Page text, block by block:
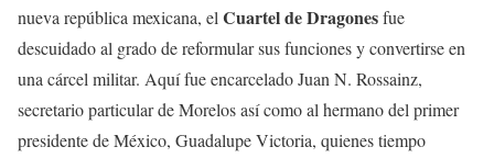
nueva república mexicana, el Cuartel de Dragonesfue
descuidado al grado de reformular sus funciones y convertirse en
una cárcel militar. Aquí fue encarcelado Juan N. Rossainz,
secretario particular de Morelos así como al hermano del primer
presidente de México, Guadalupe Victoria, quienes tiempo